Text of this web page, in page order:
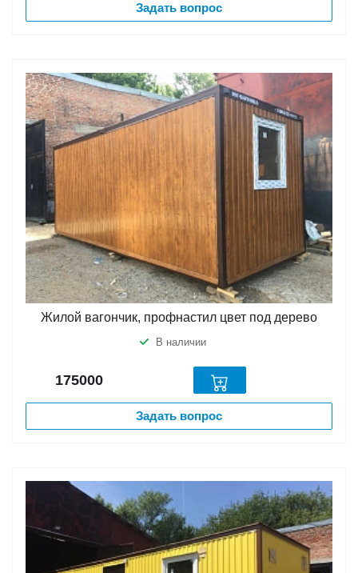
Задать вопрос
Жилой вагончик, профнастил цвет под дерево
В наличии
175000
Задать вопрос